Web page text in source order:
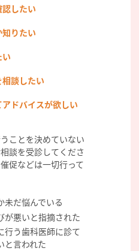
したい
りたい
談したい
ドバイスが欲しい
ことを決めていない
談を受診してくださ
促などは一切行って
未だ悩んでいる
が悪いと指摘された
行う歯科医師に診て
と言われた